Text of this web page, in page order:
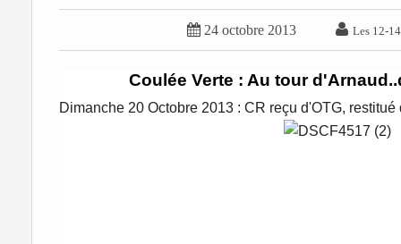
 24 octobre 2013  Les 12-
Coulée Verte : Au tour
Dimanche 20 Octobre 2013 : CR reçu d'OTG,